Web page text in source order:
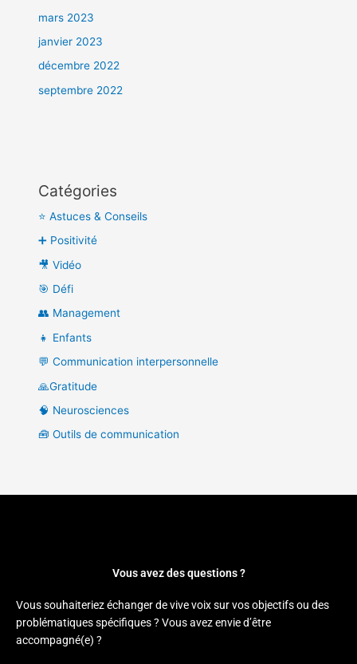
mars 2023
janvier 2023
décembre 2022
septembre 2022
Catégories
⭐ Astuces & Conseils
➕ Positivité
🎥 Vidéo
🎯 Défi
👥 Management
👧 Enfants
💬 Communication interpersonnelle
🙏Gratitude
🧠 Neurosciences
🧰 Outils de communication
Vous avez des questions ?
Vous souhaiteriez échanger de vive voix sur vos objectifs ou des
problématiques spécifiques ? Vous avez envie d’être
accompagné(e) ?